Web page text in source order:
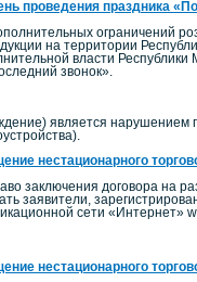
проведения праздника
ограничений
на территории
власти
звонок».
является нарушением
нестационарного
заключения договора на
заявители,
сети «Интернет»
нестационарного